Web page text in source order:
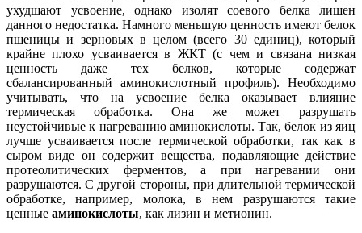
ухудшают усвоение, однако изолят соевого белка лишен
данного недостатка. Намного меньшую ценность имеют белок
пшеницы и зерновых в целом (всего 30 единиц), который
крайне плохо усваивается в ЖКТ (с чем и связана низкая
ценность даже тех белков, которые содержат
сбалансированный аминокислотный профиль). Необходимо
учитывать, что на усвоение белка оказывает влияние
термическая обработка. Она же может разрушать
неустойчивые к нагреванию аминокислоты. Так, белок из яиц
лучше усваивается после термической обработки, так как в
сыром виде он содержит вещества, подавляющие действие
протеолитических ферментов, а при нагревании они
разрушаются. С другой стороны, при длительной термической
обработке, например, молока, в нем разрушаются такие
ценные аминокислоты, как лизин и метионин.